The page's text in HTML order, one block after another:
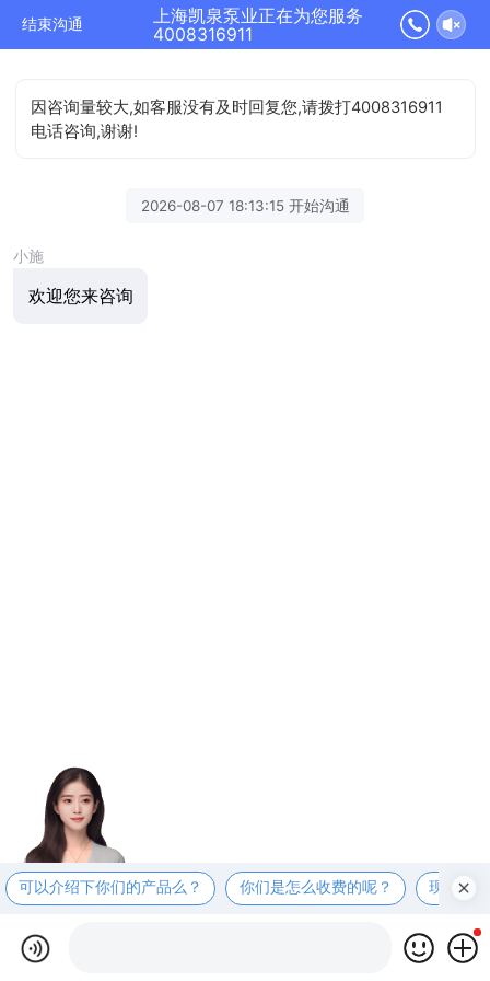
结束沟通
上海凯泉泵业正在为您服务
4008316911
因咨询量较大,如客服没有及时回复您,请拨打4008316911
电话咨询,谢谢!
2026-08-07 18:13:15 开始沟通
小施
欢迎您来咨询
可以介绍下你们的产品么？ 你们是怎么收费的呢？ 现在有